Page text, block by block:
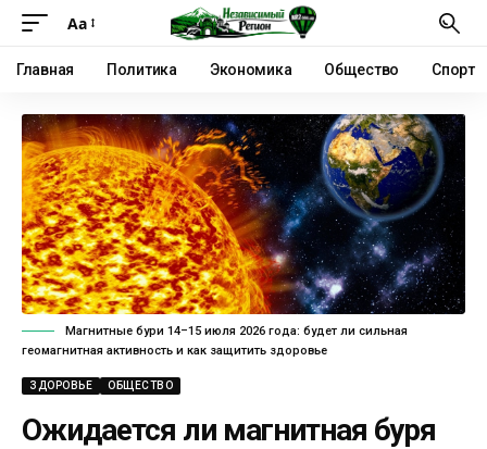
Аа
Главная Политика Экономика Общество Спорт
Магнитные бури 14–15 июля 2026 года: будет ли сильная
геомагнитная активность и как защитить здоровье
ЗДОРОВЬЕ ОБЩЕСТВО
Ожидается ли магнитная буря